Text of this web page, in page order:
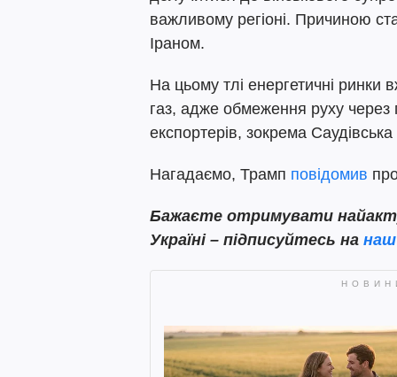
важливому регіоні. Причиною
Іраном.
На цьому тлі енергетичні ринки
газ, адже обмеження руху через
експортерів, зокрема
Нагадаємо, Трамп повідомив
Бажаєте отримувати
Україні – підписуйтесь на наш